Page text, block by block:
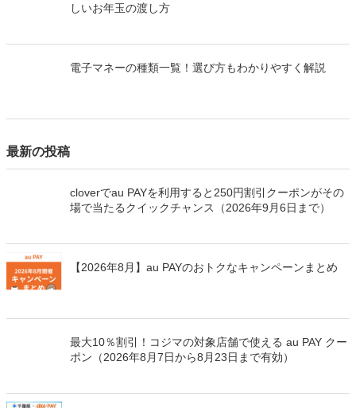
しいお年玉の渡し方
電子マネーの種類一覧！選び方もわかりやすく解説
最新の投稿
cloverでau PAYを利用すると250円割引クーポンがその
場で当たるクイックチャンス（2026年9月6日まで）
【2026年8月】au PAYのおトクなキャンペーンまとめ
最大10％割引！コジマの対象店舗で使える au PAY クー
ポン（2026年8月7日から8月23日まで有効）